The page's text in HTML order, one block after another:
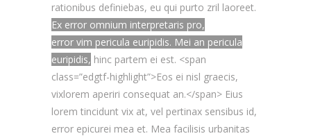
rationibus definiebas, eu qui purto zril laoreet.
Ex error omnium interpretaris pro,
error vim pericula euripidis. Mei an pericula
euripidis, hinc partem ei est. <span
class=”edgtf-highlight”>Eos ei nisl graecis,
vixlorem aperiri consequat an.</span> Eius
lorem tincidunt vix at, vel pertinax sensibus id,
error epicurei mea et. Mea facilisis urbanitas